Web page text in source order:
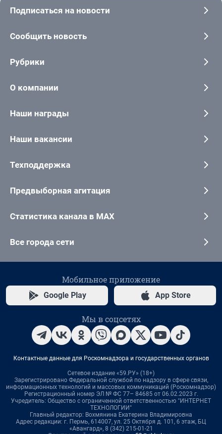
Подписаться на новости
Сообщить новость
Рубрики
О компании
Наши награды
Наши вакансии
Техподдержка
Предвыборная агитация
Статистика канала в MAX
Все города сети
Мобильное приложение
Google Play App Store
Мы в соцсетях
Контактные данные для Роскомнадзора и государственных органов
Сетевое издание «59.РУ» (18+)
Зарегистрировано Федеральной службой по надзору в сфере связи,
информационных технологий и массовых коммуникаций (Роскомнадзор)
Регистрационный номер ЭЛ № ФС 77– 84685 от 06.02.2023 г.
Учредитель: Общество с ограниченной ответственностью "ИНТЕРНЕТ
ТЕХНОЛОГИИ"
Главный редактор: Вохмянина Екатерина Владимировна
Адрес редакции: г. Пермь, 614007, ул. 25 Октября д. 101, 6 этаж, БЦ
«Авангард», 8 (342) 215-01-21